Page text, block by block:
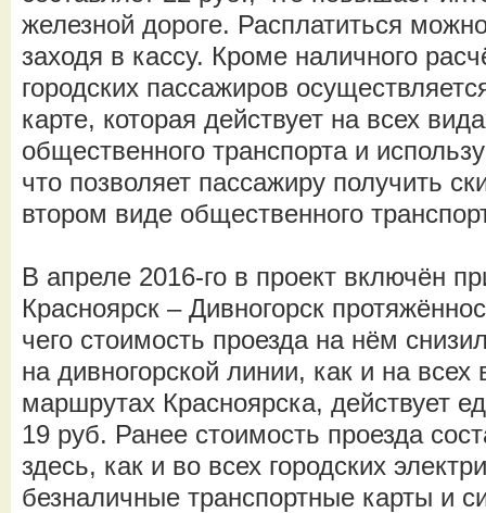
железной дороге. Расплатиться
заходя в кассу. Кроме наличного
городских пассажиров
карте, которая действует на всех
общественного транспорта и
что позволяет пассажиру получить
втором виде общественного
В апреле 2016-го в проект включён
Красноярск – Дивногорск
чего стоимость проезда на нём
на дивногорской линии, как и на всех
маршрутах Красноярска, действует
19 руб. Ранее стоимость проезда
здесь, как и во всех городских
безналичные транспортные карты и